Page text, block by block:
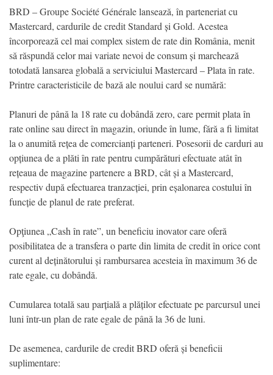
BRD – Groupe Société Générale lansează, în parteneriat cu
Mastercard, cardurile de credit Standard și Gold. Acestea
încorporează cel mai complex sistem de rate din România, menit
să răspundă celor mai variate nevoi de consum și marchează
totodată lansarea globală a serviciului Mastercard – Plata în rate.
Printre caracteristicile de bază ale noului card se numără:
Planuri de până la 18 rate cu dobândă zero, care permit plata în
rate online sau direct în magazin, oriunde în lume, fără a fi limitat
la o anumită rețea de comercianți parteneri. Posesorii de carduri au
opțiunea de a plăti în rate pentru cumpărături efectuate atât în
rețeaua de magazine partenere a BRD, cât și a Mastercard,
respectiv după efectuarea tranzacției, prin eșalonarea costului în
funcție de planul de rate preferat.
Opţiunea „Cash în rate”, un beneficiu inovator care oferă
posibilitatea de a transfera o parte din limita de credit în orice cont
curent al deținătorului și rambursarea acesteia în maximum 36 de
rate egale, cu dobândă.
Cumularea totală sau parțială a plăților efectuate pe parcursul unei
luni într-un plan de rate egale de până la 36 de luni.
De asemenea, cardurile de credit BRD oferă și beneficii
suplimentare: